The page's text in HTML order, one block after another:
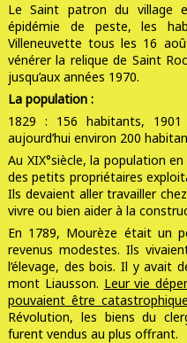
Le Saint patron du village
épidémie de peste, les
Villeneuvette tous les 16
vénérer la relique de Saint
jusqu’aux années 1970.
La population :
1829 : 156 habitants,
aujourd’hui environ 200
Au XIX°siècle, la population
des petits propriétaires
Ils devaient aller travailler
vivre ou bien aider à la
En 1789, Mourèze était un
revenus modestes. Ils
l’élevage, des bois. Il y avait
mont Liausson. Leur vie
pouvaient être
Révolution, les biens du
furent vendus au plus offrant.